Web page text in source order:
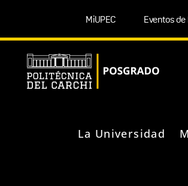
MiUPEC Eventos
La Universidad